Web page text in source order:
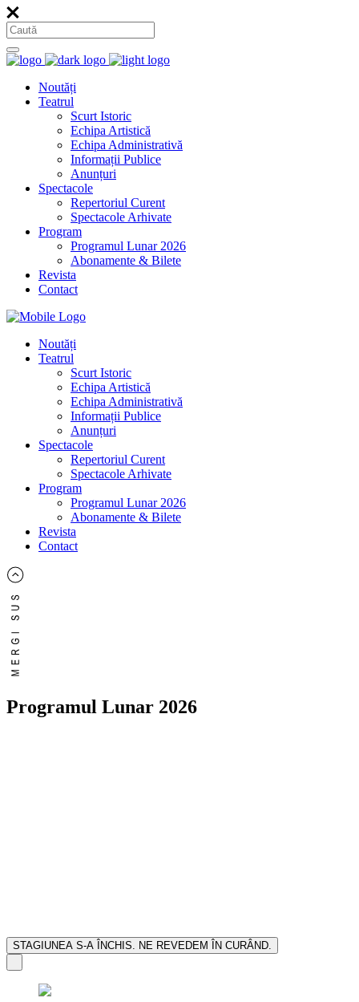
Noutăți
Teatrul
Scurt Istoric
Echipa Artistică
Echipa Administrativă
Informații Publice
Anunțuri
Spectacole
Repertoriul Curent
Spectacole Arhivate
Program
Programul Lunar 2026
Abonamente & Bilete
Revista
Contact
Noutăți
Teatrul
Scurt Istoric
Echipa Artistică
Echipa Administrativă
Informații Publice
Anunțuri
Spectacole
Repertoriul Curent
Spectacole Arhivate
Program
Programul Lunar 2026
Abonamente & Bilete
Revista
Contact
Programul Lunar 2026
STAGIUNEA S-A ÎNCHIS. NE REVEDEM ÎN CURÂND.